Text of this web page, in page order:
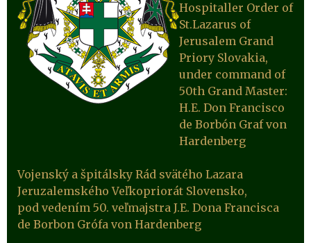
Hospitaller Order of
St.Lazarus of
Jerusalem Grand
Priory Slovakia,
under command of
50th Grand Master:
H.E. Don Francisco
de Borbón Graf von
Hardenberg
Vojenský a špitálsky Rád svätého Lazara
Jeruzalemského Veľkopriorát Slovensko,
pod vedením 50. veľmajstra J.E. Dona Francisca
de Borbon Grófa von Hardenberg